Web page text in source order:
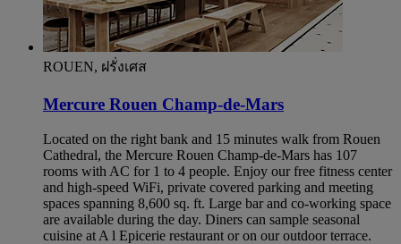
ROUEN, ฝรั่งเศส
Mercure Rouen Champ-de-Mars
Located on the right bank and 15 minutes walk from Rouen
Cathedral, the Mercure Rouen Champ-de-Mars has 107
rooms with AC for 1 to 4 people. Enjoy our free fitness center
and high-speed WiFi, private covered parking and meeting
spaces spanning 8,600 sq. ft. Large bar and co-working space
are available during the day. Diners can sample seasonal
cuisine at A l Epicerie restaurant or on our outdoor terrace.